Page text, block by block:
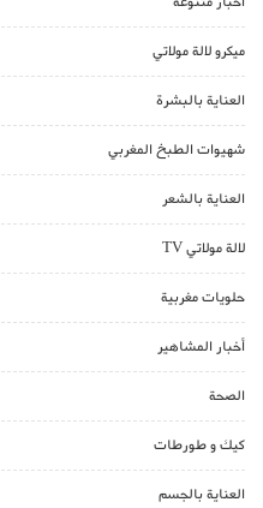
ميكرو لالة مولاتي
العناية بالبشرة
شهيوات الطبخ المغربي
العناية بالشعر
لالة مولاتي TV
حلويات مغربية
أخبار المشاهير
الصحة
كيك و طورطات
العناية بالجسم